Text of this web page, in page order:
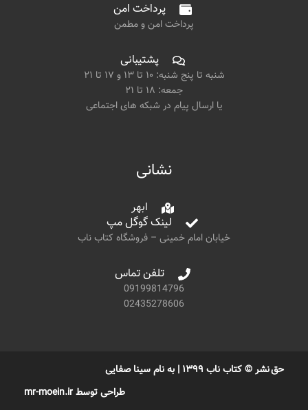
پرداخت امن
پرداخت امن و مطمن
پشتیبانی
شنبه تا پنج شنبه: ۱۰ تا ۱۳ و ۱۷ تا ۲۱
جمعه: ۱۸ تا ۲۱
یا ارسال پیام در شبکه های اجتماعی
نشانی
ابهر
لینک گوگل مپ
خیابان امام خمینی – فروشگاه کتاب ناب
تلفن تماس
09199814796
02435278606
حق نشر © کتاب ناب ۱۳۹۹ | به نام سینا صفایی
طراحی توسط mr-moein.ir